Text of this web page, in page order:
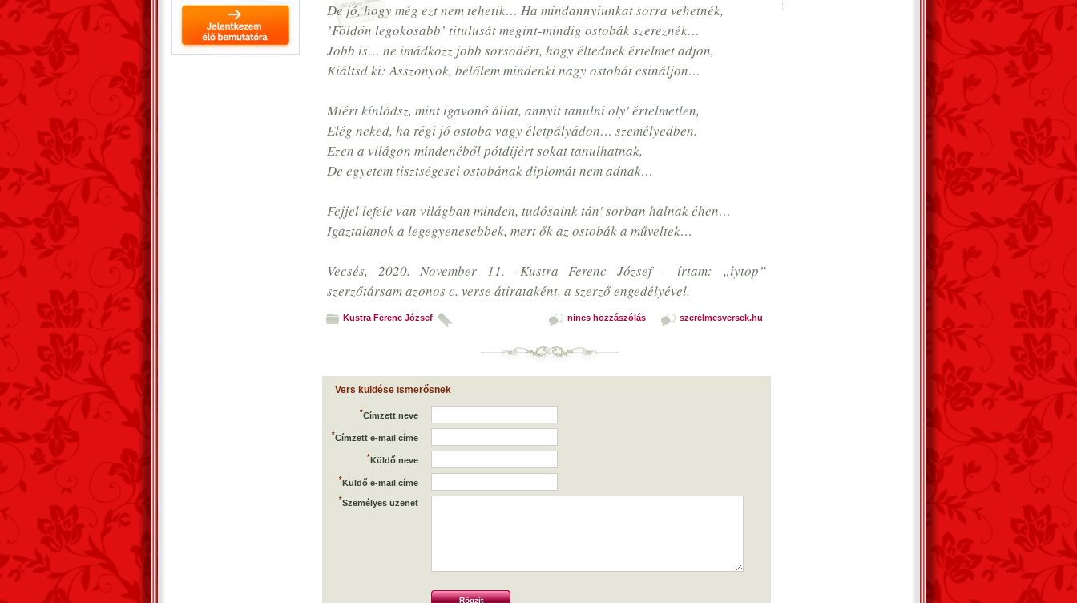
De jó, hogy még ezt nem tehetik… Ha mindannyiunkat sorra vehetnék,
’Földön legokosabb’ titulusát megint-mindig ostobák szereznék…
Jobb is… ne imádkozz jobb sorsodért, hogy éltednek értelmet adjon,
Kiáltsd ki: Asszonyok, belőlem mindenki nagy ostobát csináljon…
Miért kínlódsz, mint igavonó állat, annyit tanulni oly' értelmetlen,
Elég neked, ha régi jó ostoba vagy életpályádon… személyedben.
Ezen a világon mindenéből pótdíjért sokat tanulhatnak,
De egyetem tisztségesei ostobának diplomát nem adnak…
Fejjel lefele van világban minden, tudósaink tán' sorban halnak éhen…
Igaztalanok a legegyenesebbek, mert ők az ostobák a műveltek…
Vecsés, 2020. November 11. -Kustra Ferenc József - írtam: „iytop”
szerzőtársam azonos c. verse átirataként, a szerző engedélyével.
Kustra Ferenc József nincs hozzászólás szerelmesversek.hu
Vers küldése ismerősnek
*Címzett neve
*Címzett e-mail címe
*Küldő neve
*Küldő e-mail címe
*Személyes üzenet
Rögzít